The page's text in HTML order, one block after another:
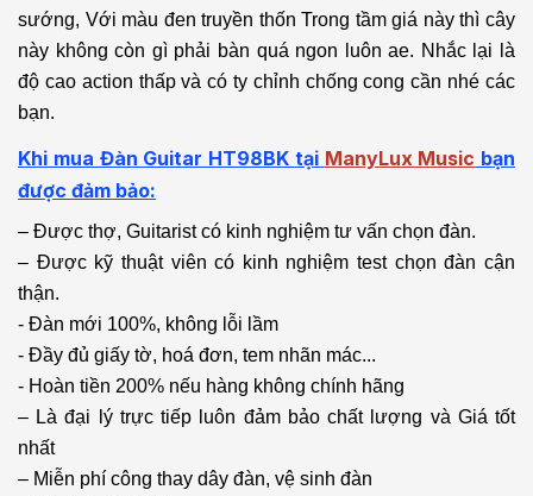
sướng, Với màu đen truyền thốn Trong tầm giá này thì cây
này không còn gì phải bàn quá ngon luôn ae. Nhắc lại là
độ cao action thấp và có ty chỉnh chống cong cần nhé các
bạn.
Khi mua Đàn Guitar HT98BK tại ManyLux Music bạn
được đảm bảo:
– Được thợ, Guitarist có kinh nghiệm tư vấn chọn đàn.
– Được kỹ thuật viên có kinh nghiệm test chọn đàn cận
thận.
- Đàn mới 100%, không lỗi lầm
- Đầy đủ giấy tờ, hoá đơn, tem nhãn mác...
- Hoàn tiền 200% nếu hàng không chính hãng
– Là đại lý trực tiếp luôn đảm bảo chất lượng và Giá tốt
nhất
– Miễn phí công thay dây đàn, vệ sinh đàn